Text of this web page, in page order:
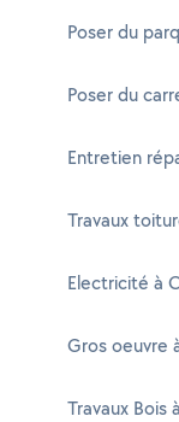
Poser du
Poser du
Entretien
Travaux
Electricité à
Gros oeuvre
Travaux Bois